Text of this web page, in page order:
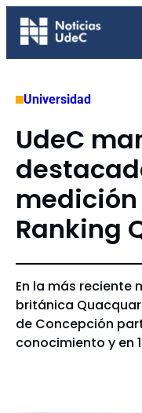
Saltar
Universidad
UdeC
Ranking
En la más reciente
británica
de Concepción
conocimiento y en